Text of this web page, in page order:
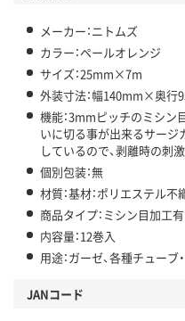
メーカー：ニトムズ
カラー：ペールオレンジ
サイズ：25mm×7m
外装寸法：幅140mm×奥
機能：3mmピッチのミシ
いに切る事が出来るサージ
しているので、剥離時の刺
個別包装：無
材質：基材：ポリエステル不
商品タイプ：ミシン目加工有
内容量：12巻入
用途：ガーゼ、各種チュー
JANコード